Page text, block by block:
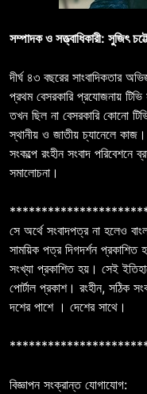
সম্পাদক ও সত্ত্বাধিকারী: সুজিৎ
দীর্ঘ ৪৩ বছরের সাংবাদিকতার
প্রথম বেসরকারি প্রযোজনায় টিভি
তখন ছিল না বেসরকারি কোনো
স্থানীয় ও জাতীয় চ্যানেলে
সংকল্পে রংহীন সংবাদ
সমালোচনা।
সে অর্থে সংবাদপত্র না হলেও
সাময়িক পত্র দিগদর্শন
সংখ্যা প্রকাশিত হয়। সেই
পোর্টাল প্রকাশ। রংহীন, সঠিক
দশের পাশে । দেশের সাথে।
বিজ্ঞাপন সংক্রান্ত যোগাযোগ: